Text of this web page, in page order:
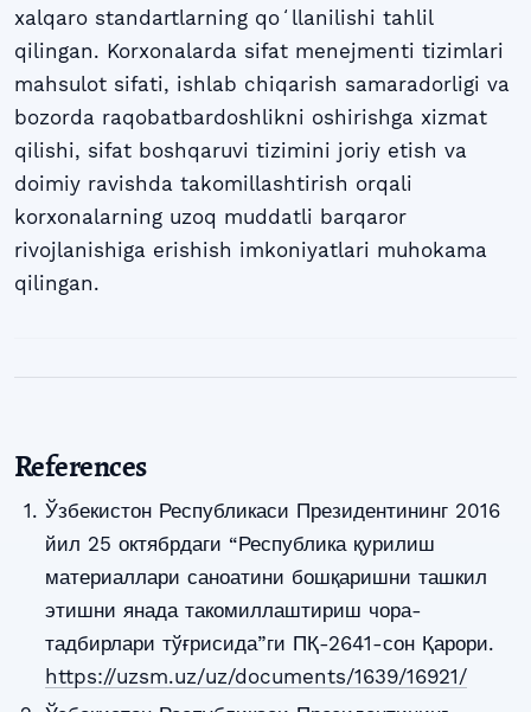
xalqaro standartlarning qoʻllanilishi tahlil
qilingan. Korxonalarda sifat menejmenti tizimlari
mahsulot sifati, ishlab chiqarish samaradorligi va
bozorda raqobatbardoshlikni oshirishga xizmat
qilishi, sifat boshqaruvi tizimini joriy etish va
doimiy ravishda takomillashtirish orqali
korxonalarning uzoq muddatli barqaror
rivojlanishiga erishish imkoniyatlari muhokama
qilingan.
References
Ўзбекистон Республикаси Президентининг 2016
йил 25 октябрдаги “Республика қурилиш
материаллари саноатини бошқаришни ташкил
этишни янада такомиллаштириш чора-
тадбирлари тўғрисида”ги ПҚ-2641-сон Қарори.
https://uzsm.uz/uz/documents/1639/16921/